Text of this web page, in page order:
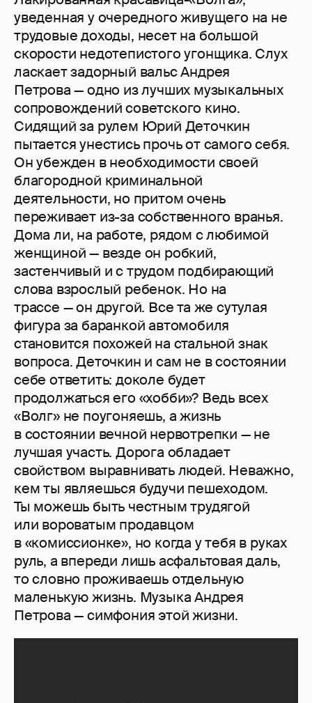
уведенная у очередного живущего на не
трудовые доходы, несет на большой
скорости недотепистого угонщика. Слух
ласкает задорный вальс Андрея
Петрова — одно из лучших музыкальных
сопровождений советского кино.
Сидящий за рулем Юрий Деточкин
пытается унестись прочь от самого себя.
Он убежден в необходимости своей
благородной криминальной
деятельности, но притом очень
переживает из-за собственного вранья.
Дома ли, на работе, рядом с любимой
женщиной — везде он робкий,
застенчивый и с трудом подбирающий
слова взрослый ребенок. Но на
трассе — он другой. Все та же сутулая
фигура за баранкой автомобиля
становится похожей на стальной знак
вопроса. Деточкин и сам не в состоянии
себе ответить: доколе будет
продолжаться его «хобби»? Ведь всех
«Волг» не поугоняешь, а жизнь
в состоянии вечной нервотрепки — не
лучшая участь. Дорога обладает
свойством выравнивать людей. Неважно,
кем ты являешься будучи пешеходом.
Ты можешь быть честным трудягой
или вороватым продавцом
в «комиссионке», но когда у тебя в руках
руль, а впереди лишь асфальтовая даль,
то словно проживаешь отдельную
маленькую жизнь. Музыка Андрея
Петрова — симфония этой жизни.